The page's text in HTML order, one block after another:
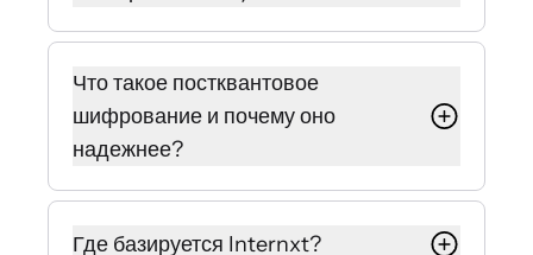
Да, Internxt использует
постквантовое шифрование и
гарантируя, что только вы видите
свои файлы.
Sync управляет ключами на своих
серверах, что теоретически дает им
Что такое постквантовое
шифрование и почему оно
надежнее?
В отличие от стандартного
шифрования в Sync, алгоритмы
Где базируется Internxt?